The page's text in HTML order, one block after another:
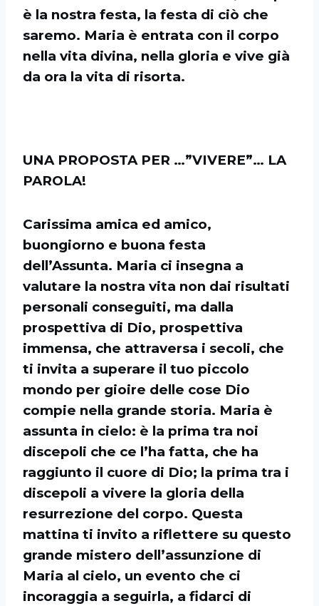
è la nostra festa, la festa di ciò che
saremo. Maria è entrata con il corpo
nella vita divina, nella gloria e vive già
da ora la vita di risorta.
UNA PROPOSTA PER …”VIVERE”… LA
PAROLA!
Carissima amica ed amico,
buongiorno e buona festa
dell’Assunta. Maria ci insegna a
valutare la nostra vita non dai risultati
personali conseguiti, ma dalla
prospettiva di Dio, prospettiva
immensa, che attraversa i secoli, che
ti invita a superare il tuo piccolo
mondo per gioire delle cose Dio
compie nella grande storia. Maria è
assunta in cielo: è la prima tra noi
discepoli che ce l’ha fatta, che ha
raggiunto il cuore di Dio; la prima tra i
discepoli a vivere la gloria della
resurrezione del corpo. Questa
mattina ti invito a riflettere su questo
grande mistero dell’assunzione di
Maria al cielo, un evento che ci
incoraggia a seguirla, a fidarci di